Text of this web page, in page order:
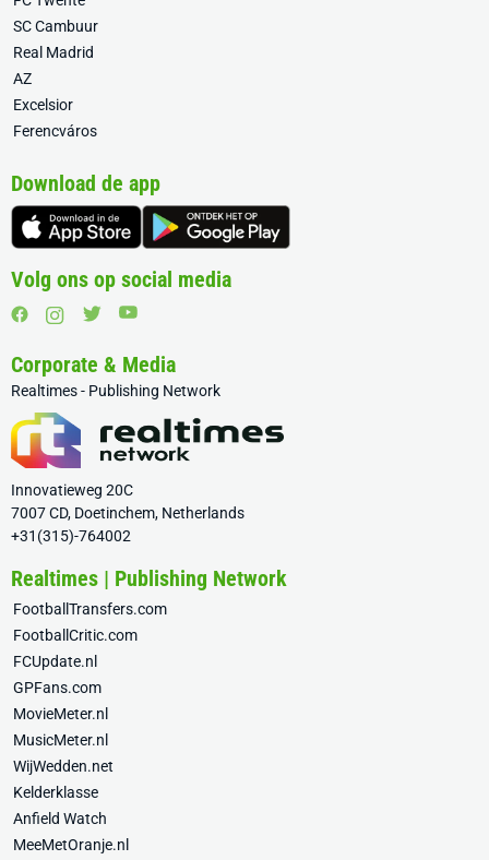
SC Cambuur
Real Madrid
AZ
Excelsior
Ferencváros
Download de app
Volg ons op social media
Corporate & Media
Realtimes - Publishing Network
Innovatieweg 20C
7007 CD, Doetinchem, Netherlands
+31(315)-764002
Realtimes | Publishing Network
FootballTransfers.com
FootballCritic.com
FCUpdate.nl
GPFans.com
MovieMeter.nl
MusicMeter.nl
WijWedden.net
Kelderklasse
Anfield Watch
MeeMetOranje.nl